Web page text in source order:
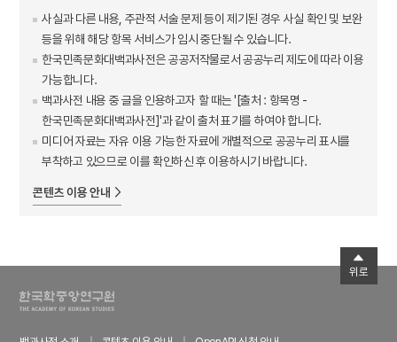
사실과 다른 내용, 주관적 서술 문제 등이 제기된 경우 사실 확인 및 보완
등을 위해 해당 항목 서비스가 임시 중단될 수 있습니다.
한국민족문화대백과사전은 공공저작물로서 공공누리 제도에 따라 이용
가능합니다.
백과사전 내용 중 글을 인용하고자 할 때는 '[출처 : 항목명 -
한국민족문화대백과사전]'과 같이 출처 표기를 하여야 합니다.
미디어 자료는 자유 이용 가능한 자료에 개별적으로 공공누리 표시를
부착하고 있으므로 이를 확인하신 후 이용하시기 바랍니다.
콘텐츠 이용 안내
위로